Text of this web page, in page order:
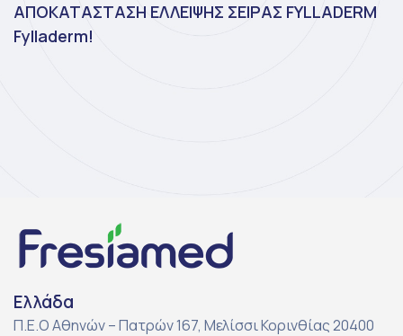
ΑΠΟΚΑΤΑΣΤΑΣΗ ΕΛΛΕΙΨΗΣ ΣΕΙΡΑΣ FYLLADERM
Fylladerm!
Ελλάδα
Π.Ε.Ο Αθηνών – Πατρών 167, Μελίσσι Κορινθίας 20400